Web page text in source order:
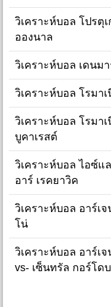
วิเคราะห์บอล โปรตุ
อองนาล
วิเคราะห์บอล เดนม
วิเคราะห์บอล โรมา
วิเคราะห์บอล โรมา
บูคาเรสต์
วิเคราะห์บอล ไอซ์แ
อาร์ เรคยาวิค
วิเคราะห์บอล อาร์เ
โน่
วิเคราะห์บอล อาร์เ
vs- เซ็นทรัล กอร์โด